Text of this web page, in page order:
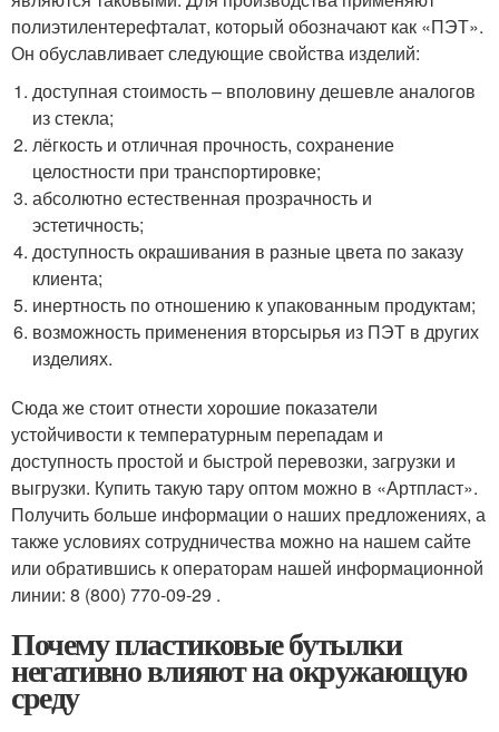
полиэтилентерефталат, который обозначают как «ПЭТ».
Он обуславливает следующие свойства изделий:
доступная стоимость – вполовину дешевле аналогов
из стекла;
лёгкость и отличная прочность, сохранение
целостности при транспортировке;
абсолютно естественная прозрачность и
эстетичность;
доступность окрашивания в разные цвета по заказу
клиента;
инертность по отношению к упакованным продуктам;
возможность применения вторсырья из ПЭТ в других
изделиях.
Сюда же стоит отнести хорошие показатели
устойчивости к температурным перепадам и
доступность простой и быстрой перевозки, загрузки и
выгрузки. Купить такую тару оптом можно в «Артпласт».
Получить больше информации о наших предложениях, а
также условиях сотрудничества можно на нашем сайте
или обратившись к операторам нашей информационной
линии: 8 (800) 770-09-29 .
Почему пластиковые бутылки
негативно влияют на окружающую
среду